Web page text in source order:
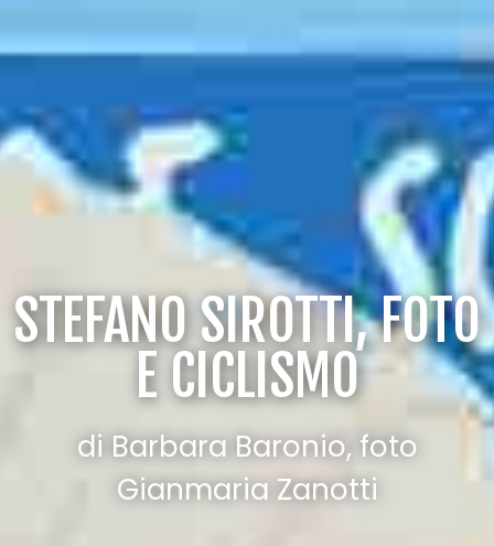
STEFANO SIROTTI, FOTO
E CICLISMO
di Barbara Baronio, foto
Gianmaria Zanotti